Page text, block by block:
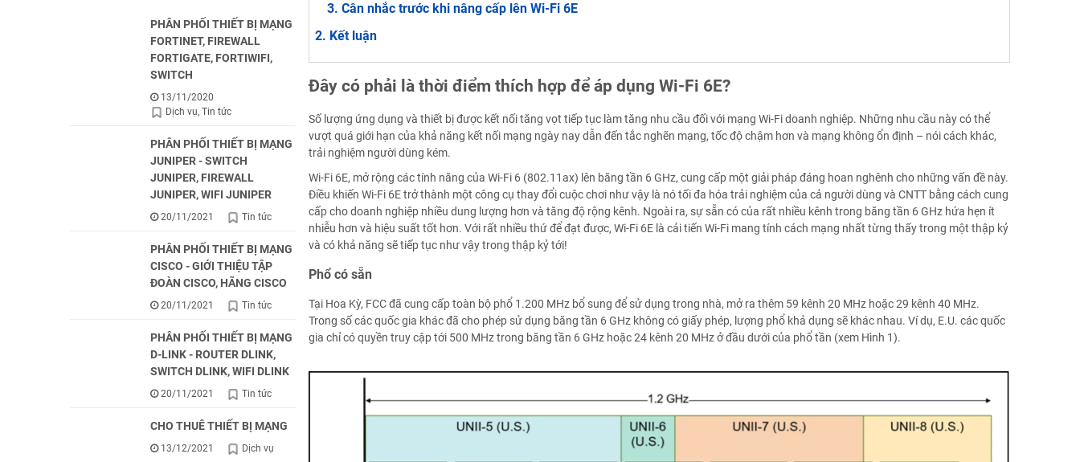
PHÂN PHỐI THIẾT BỊ MẠNG
FORTINET, FIREWALL
FORTIGATE, FORTIWIFI,
SWITCH
13/11/2020
Dịch vụ Tin tức
PHÂN PHỐI THIẾT BỊ MẠNG
JUNIPER - SWITCH
JUNIPER, FIREWALL
JUNIPER, WIFI JUNIPER
20/11/2021 Tin tức
PHÂN PHỐI THIẾT BỊ MẠNG
CISCO - GIỚI THIỆU TẬP
ĐOÀN CISCO, HÃNG CISCO
20/11/2021 Tin tức
PHÂN PHỐI THIẾT BỊ MẠNG
D-LINK - ROUTER DLINK,
SWITCH DLINK, WIFI DLINK
20/11/2021 Tin tức
CHO THUÊ THIẾT BỊ MẠNG
13/12/2021 Dịch vụ
Cân nhắc trước khi nâng cấp lên Wi-Fi 6E
Kết luận
Đây có phải là thời điểm thích hợp để áp dụng Wi-Fi 6E?
Số lượng ứng dụng và thiết bị được kết nối tăng vọt tiếp tục làm tăng nhu cầu đối với mạng Wi-Fi doanh nghiệp. Những nhu cầu này có thể
vượt quá giới hạn của khả năng kết nối mạng ngày nay dẫn đến tắc nghẽn mạng, tốc độ chậm hơn và mạng không ổn định – nói cách khác,
trải nghiệm người dùng kém.
Wi-Fi 6E, mở rộng các tính năng của Wi-Fi 6 (802.11ax) lên băng tần 6 GHz, cung cấp một giải pháp đáng hoan nghênh cho những vấn đề này.
Điều khiến Wi-Fi 6E trở thành một công cụ thay đổi cuộc chơi như vậy là nó tối đa hóa trải nghiệm của cả người dùng và CNTT bằng cách cung
cấp cho doanh nghiệp nhiều dung lượng hơn và tăng độ rộng kênh. Ngoài ra, sự sẵn có của rất nhiều kênh trong băng tần 6 GHz hứa hẹn ít
nhiễu hơn và hiệu suất tốt hơn. Với rất nhiều thứ để đạt được, Wi-Fi 6E là cải tiến Wi-Fi mang tính cách mạng nhất từng thấy trong một thập kỷ
và có khả năng sẽ tiếp tục như vậy trong thập kỷ tới!
Phổ có sẵn
Tại Hoa Kỳ, FCC đã cung cấp toàn bộ phổ 1.200 MHz bổ sung để sử dụng trong nhà, mở ra thêm 59 kênh 20 MHz hoặc 29 kênh 40 MHz.
Trong số các quốc gia khác đã cho phép sử dụng băng tần 6 GHz không có giấy phép, lượng phổ khả dụng sẽ khác nhau. Ví dụ, E.U. các quốc
gia chỉ có quyền truy cập tới 500 MHz trong băng tần 6 GHz hoặc 24 kênh 20 MHz ở đầu dưới của phổ tần (xem Hình 1).